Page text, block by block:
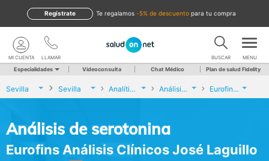
te regalamos -5% de descuento para tu compra
Regístrate
LLAMAR
MI CUENTA BUSCAR MENU
Especialidades Videoconsulta Chat Médico Plan de salud Fidelity
Sevilla Sevilla Analíticas y Genética Análisis de serotonina Eurofins Análisis Clínicos José Laguillo
Análisis de serotonina
Eurofins Análisis Clínicos José Laguillo